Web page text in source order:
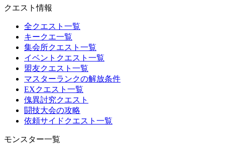
クエスト情報
全クエスト一覧
キークエ一覧
集会所クエスト一覧
イベントクエスト一覧
盟友クエスト一覧
マスターランクの解放条件
EXクエスト一覧
傀異討究クエスト
闘技大会の攻略
依頼サイドクエスト一覧
モンスター一覧